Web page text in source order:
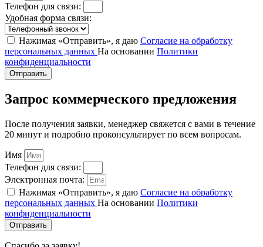
Телефон для связи:
Удобная форма связи:
Нажимая «Отправить», я даю Согласие на обработку
персональных данных На основании Политики
конфиденциальности
Отправить
Запрос коммерческого предложения
После получения заявки, менеджер свяжется с вами в течение
20 минут и подробно проконсультирует по всем вопросам.
Имя
Телефон для связи:
Электронная почта:
Нажимая «Отправить», я даю Согласие на обработку
персональных данных На основании Политики
конфиденциальности
Отправить